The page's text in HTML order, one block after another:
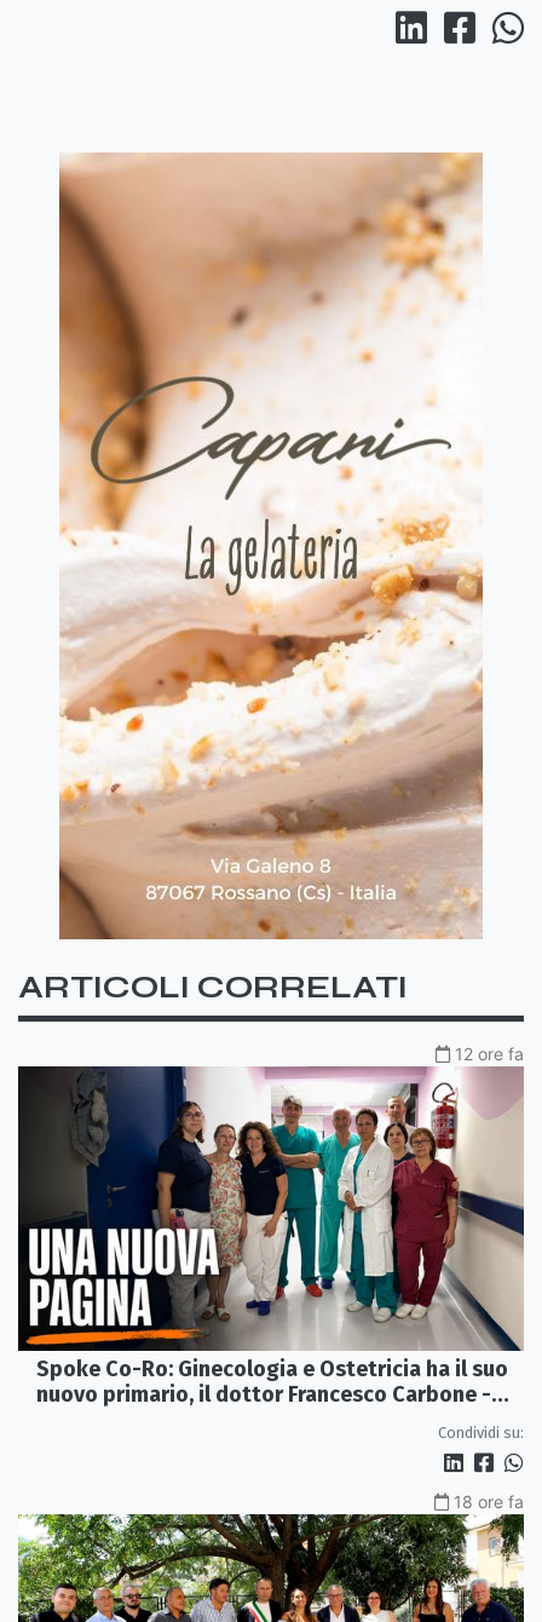
ARTICOLI CORRELATI
12 ore fa
Spoke Co-Ro: Ginecologia e Ostetricia ha il suo
nuovo primario, il dottor Francesco Carbone -
Condividi su:
18 ore fa